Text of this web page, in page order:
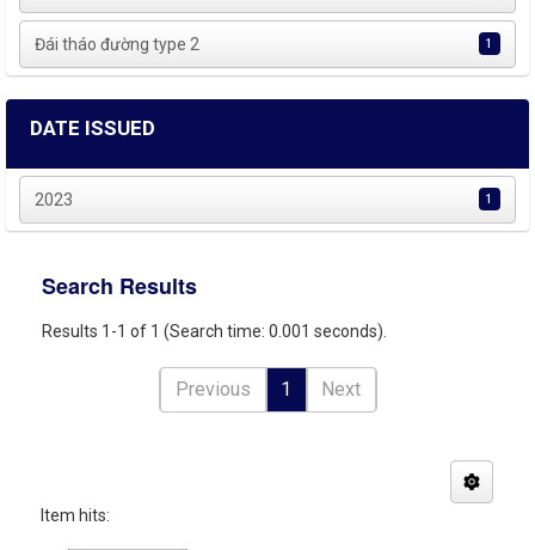
Đái tháo đường type 2 1
DATE ISSUED
2023 1
Search Results
Results 1-1 of 1 (Search time: 0.001 seconds).
Previous 1 Next
Item hits: